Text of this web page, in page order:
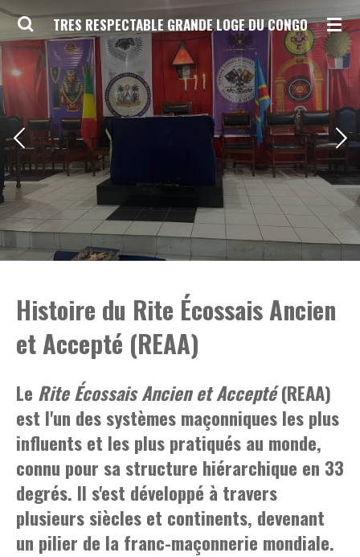
Skip
to
main
content
TRES RESPECTABLE GRANDE LOGE DU CONGO
Histoire du Rite Écossais Ancien
et Accepté (REAA)
Le Rite Écossais Ancien et Accepté (REAA)
est l'un des systèmes maçonniques les plus
influents et les plus pratiqués au monde,
connu pour sa structure hiérarchique en 33
degrés. Il s'est développé à travers
plusieurs siècles et continents, devenant
un pilier de la franc-maçonnerie mondiale.